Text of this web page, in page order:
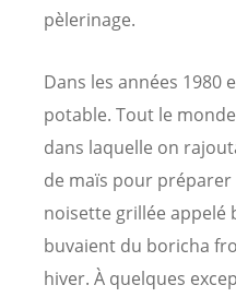
pèlerinage.
Dans les années 1980
potable. Tout le
dans laquelle on
de maïs pour
noisette grillée appelé
buvaient du boricha
hiver. À quelques